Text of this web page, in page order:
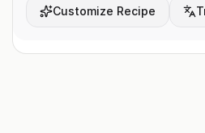
Customize Recipe